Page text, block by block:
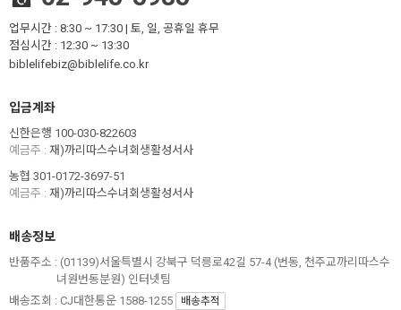
업무시간 : 8:30 ~ 17:30 | 토, 일, 공휴일 휴무
점심시간 : 12:30 ~ 13:30
biblelifebiz@biblelife.co.kr
입금계좌
신한은행 100-030-822603
예금주 : 재)까리따스수녀회생활성서사
농협 301-0172-3697-51
예금주 : 재)까리따스수녀회생활성서사
배송정보
반품주소 : (01139)서울특별시 강북구 덕릉로42길 57-4 (번동, 천주교까리따스수
녀원번동분원) 인터넷팀
배송조회 : CJ대한통운 1588-1255
배송추적